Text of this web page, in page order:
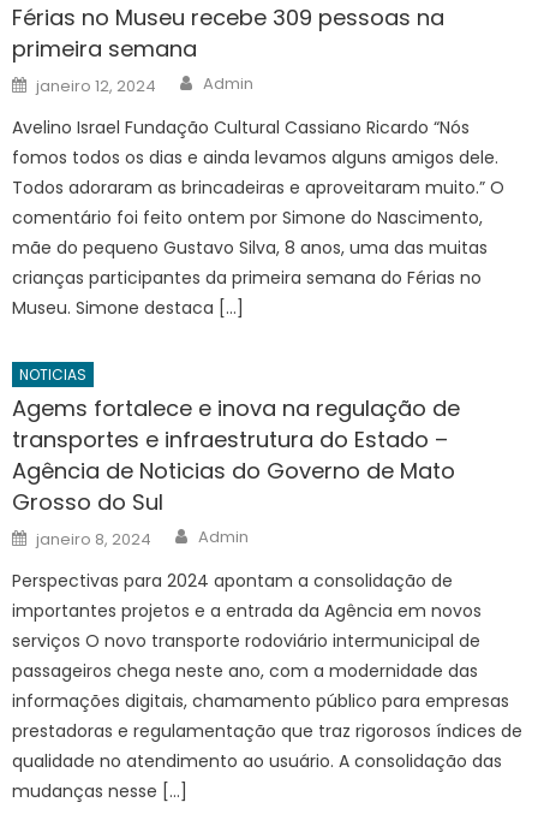
Férias no Museu recebe 309 pessoas na
primeira semana
Posted
on
janeiro 12, 2024 Author
Admin
Avelino Israel Fundação Cultural Cassiano Ricardo “Nós
fomos todos os dias e ainda levamos alguns amigos dele.
Todos adoraram as brincadeiras e aproveitaram muito.” O
comentário foi feito ontem por Simone do Nascimento,
mãe do pequeno Gustavo Silva, 8 anos, uma das muitas
crianças participantes da primeira semana do Férias no
Museu. Simone destaca […]
NOTICIAS
Agems fortalece e inova na regulação de
transportes e infraestrutura do Estado –
Agência de Noticias do Governo de Mato
Grosso do Sul
Posted
on
janeiro 8, 2024 Author
Admin
Perspectivas para 2024 apontam a consolidação de
importantes projetos e a entrada da Agência em novos
serviços O novo transporte rodoviário intermunicipal de
passageiros chega neste ano, com a modernidade das
informações digitais, chamamento público para empresas
prestadoras e regulamentação que traz rigorosos índices de
qualidade no atendimento ao usuário. A consolidação das
mudanças nesse […]